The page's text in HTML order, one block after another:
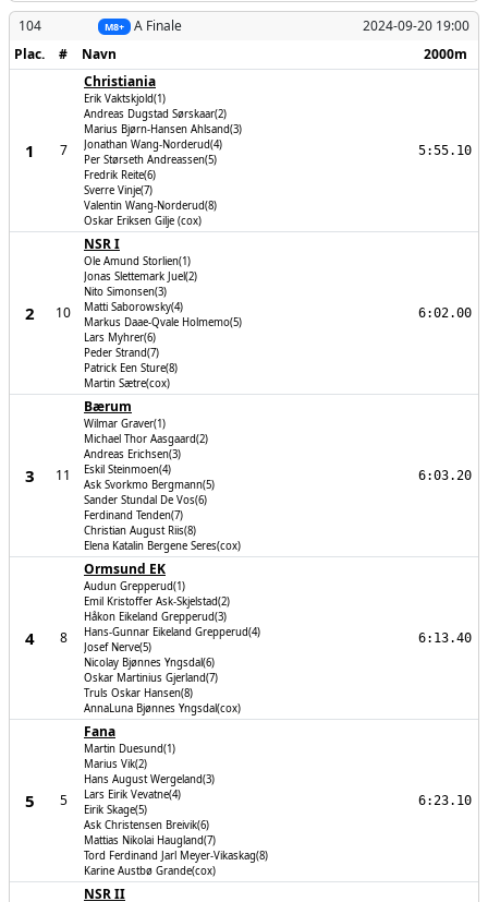
104 M8+ A Finale
2024-09-20 19:00
Plac.
# Navn 2000m
1 7
Christiania
Erik Vaktskjold(1)
Andreas Dugstad Sørskaar(2)
Marius Bjørn-Hansen Ahlsand(3)
Jonathan Wang-Norderud(4)
Per Størseth Andreassen(5)
Fredrik Reite(6)
Sverre Vinje(7)
Valentin Wang-Norderud(8)
Oskar Eriksen Gilje (cox)
5:55.10
2 10
NSR I
Ole Amund Storlien(1)
Jonas Slettemark Juel(2)
Nito Simonsen(3)
Matti Saborowsky(4)
Markus Daae-Qvale Holmemo(5)
Lars Myhrer(6)
Peder Strand(7)
Patrick Een Sture(8)
Martin Sætre(cox)
6:02.00
3 11
Bærum
Wilmar Graver(1)
Michael Thor Aasgaard(2)
Andreas Erichsen(3)
Eskil Steinmoen(4)
Ask Svorkmo Bergmann(5)
Sander Stundal De Vos(6)
Ferdinand Tenden(7)
Christian August Riis(8)
Elena Katalin Bergene Seres(cox)
6:03.20
4 8
Ormsund EK
Audun Grepperud(1)
Emil Kristoffer Ask-Skjelstad(2)
Håkon Eikeland Grepperud(3)
Hans-Gunnar Eikeland Grepperud(4)
Josef Nerve(5)
Nicolay Bjønnes Yngsdal(6)
Oskar Martinius Gjerland(7)
Truls Oskar Hansen(8)
AnnaLuna Bjønnes Yngsdal(cox)
6:13.40
5 5
Fana
Martin Duesund(1)
Marius Vik(2)
Hans August Wergeland(3)
Lars Eirik Vevatne(4)
Eirik Skage(5)
Ask Christensen Breivik(6)
Mattias Nikolai Haugland(7)
Tord Ferdinand Jarl Meyer-Vikaskag(8)
Karine Austbø Grande(cox)
6:23.10
NSR II